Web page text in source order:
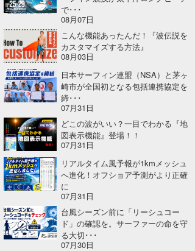
で･･･
08月07日
こんな機能あったんだ！『波伝説を
カスタマイズする方法』
08月03日
日本サーフィン連盟（NSA）と茅ヶ
崎市が全国初となる包括連携協定を
締･･･
07月31日
どこの波がいい？一目でわかる『地
図表示機能』登場！！
07月31日
リアルタイム風予報が1kmメッシュ
へ進化！オフショア予測がより正確
に
07月31日
台風シーズン前に「リーシュコー
ド」の確認を。サーファーの命を守
る大切･･･
07月30日
ライター/寄稿メディア
Core Surf Japan
Naoya Kimoto
mitsuteru Kamio
Yasunari Inoue
Yoshiyuki Obata
arukasvision
DELTA FORCE SURF
CBA Films
メディア
SURFMEDIA
Colors MAGAZINE
WAVAL
波伝説アンバサダー/プロライダー
福島寿実子
中浦“JET”章
嵯峨明日香
進士剛光
田原啓江
波伝説スタッフ
☆加藤
+☆maki☆+
Aichan
chan-U
波伝説